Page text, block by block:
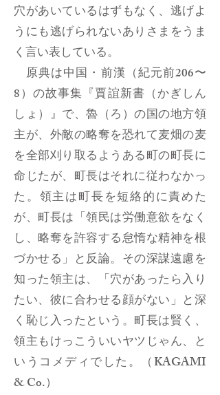
穴があいているはずもなく、逃げよ
うにも逃げられないありさまをうま
く言い表している。
原典は中国・前漢（紀元前206〜
8）の故事集『賈誼新書（かぎしん
しょ）』で、魯（ろ）の国の地方領
主が、外敵の略奪を恐れて麦畑の麦
を全部刈り取るようある町の町長に
命じたが、町長はそれに従わなかっ
た。領主は町長を短絡的に責めた
が、町長は「領民は労働意欲をなく
し、略奪を許容する怠惰な精神を根
づかせる」と反論。その深謀遠慮を
知った領主は、「穴があったら入り
たい、彼に合わせる顔がない」と深
く恥じ入ったという。町長は賢く、
領主もけっこういいヤツじゃん、と
いうコメディでした。（KAGAMI
& Co.）